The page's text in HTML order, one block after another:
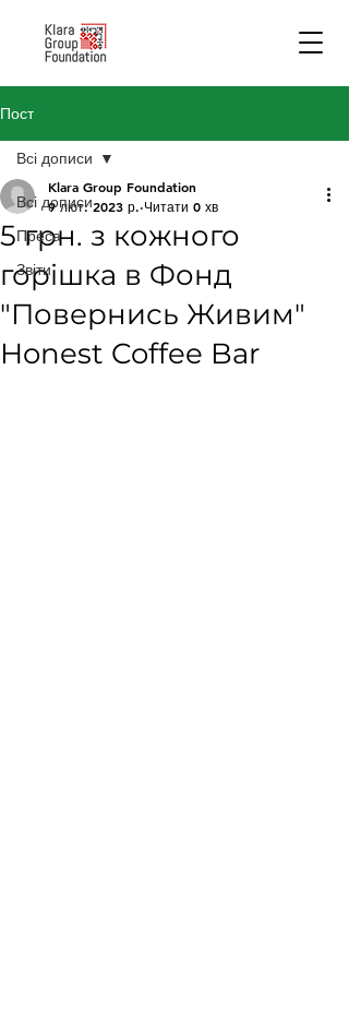
Пост
Всі дописи
Преса
Звіти
Всі дописи
5 грн. з кожного
горішка в Фонд
"Повернись Живим"
Honest Coffee Bar
Klara Group Foundation
9 лют. 2023 р. Читати 0 хв